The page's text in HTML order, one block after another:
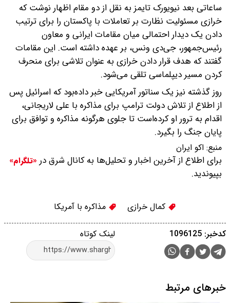
ساعاتی بعد نیویورک تایمز به نقل از دو مقام اظهار نوشت که
خرازی مسئولیت نظارت بر تعاملات با پاکستان را برای ترتیب
دادن یک دیدار احتمالی میان مقامات ایرانی و معاون
رئیس‌جمهور، جی‌دی ونس، بر عهده داشته است. این مقامات
گفتند که هدف قرار دادن خرازی به عنوان تلاشی برای منحرف
کردن مسیر دیپلماسی تلقی می‌شود.
روز گذشته نیز یک سناتور آمریکایی خبر داده‌بود که اسرائیل پس
از اطلاع از تلاش دولت ترامپ برای مذاکره با علی لاریجانی،
اقدام به ترور او کرده‌است تا جلوی هرگونه مذاکره و توافق برای
پایان جنگ را بگیرد.
منبع: اکو ایران
برای اطلاع از آخرین اخبار و تحلیل‌ها به کانال شرق در «تلگرام»
بپیوندید.
کمال خرازی مذاکره با آمریکا
لینک کوتاه کدخبر: 1096125
خبرهای مرتبط